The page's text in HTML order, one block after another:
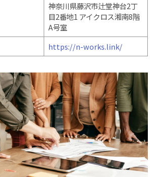
神奈川県藤沢市辻堂神台2丁
目2番地1 アイクロス湘南8階
A号室
https://n-works.link/